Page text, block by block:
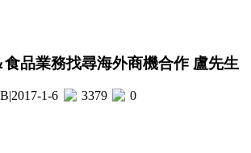
食品業務找尋海外商機合作 盧先生
|2017-1-6 3379 0